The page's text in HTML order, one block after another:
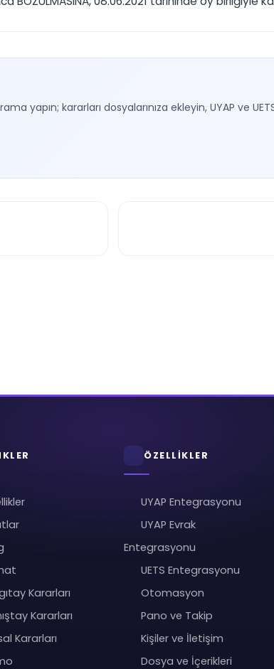
yapın; kararları dosyalarınıza ekleyin, UYAP ve
Kararları
Kararları
Kararları
ÖZELLİKLER
UYAP Entegrasyonu
UYAP Evrak
Entegrasyonu
UETS Entegrasyonu
Otomasyon
Pano ve Takip
Kişiler ve İletişim
Dosya ve İçerikleri